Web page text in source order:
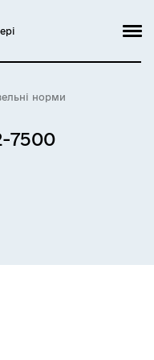
норми
7500